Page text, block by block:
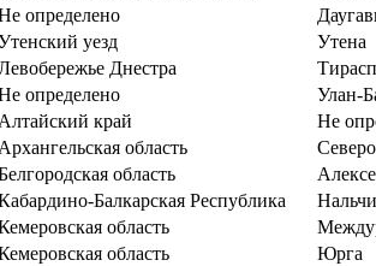
определено
уезд
Утена
Днестра
определено
Улан-
Алтайский край
Не
Архангельская область
область
Балкарская Республика
область
область
Юрга